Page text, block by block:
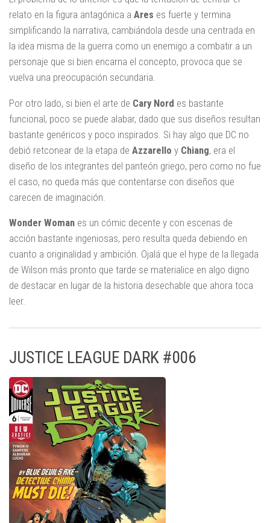
relato en la figura antagónica a Ares es fuerte y termina
simplificando la narrativa, cambiándola desde una centrada en
la idea misma de la guerra como un enemigo a combatir a un
personaje que si bien encarna el concepto, provoca que se
vuelva una preocupación secundaria.
Por otro lado, si bien el arte de Cary Nord es bastante
funcional, poco se puede alabar, dado que sus diseños resultan
bastante genéricos y poco inspirados. Si hay algo que DC no
debió retconear de la etapa de Azzarello y Chiang, era el
diseño de los integrantes del panteón griego, pero como no fue
el caso, no queda más que contentarse con diseños que
carecen de imaginación.
Wonder Woman es un cómic decente y con escenas de
acción bastante ingeniosas, pero resulta queda debiendo en
cuanto a originalidad y ambición. Ojalá que el hype de la llegada
de Wilson más pronto que tarde se materialice en algo digno
de destacar en lugar de la historia desechable que ahora toca
leer.
JUSTICE LEAGUE DARK #006